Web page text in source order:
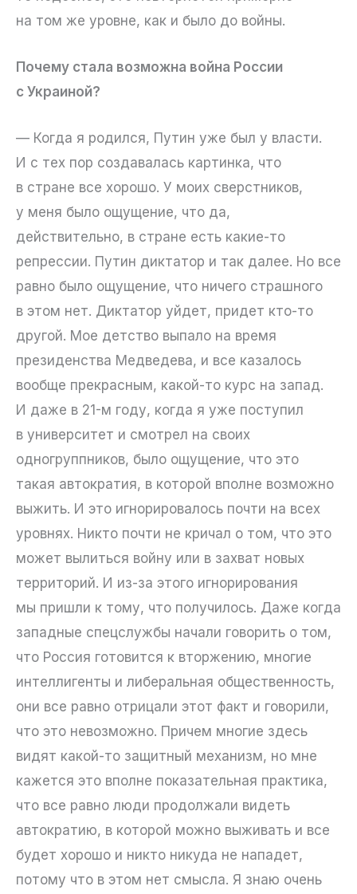
на том же уровне, как и было до войны.
Почему стала возможна война России
с Украиной?
— Когда я родился, Путин уже был у власти.
И с тех пор создавалась картинка, что
в стране все хорошо. У моих сверстников,
у меня было ощущение, что да,
действительно, в стране есть какие-то
репрессии. Путин диктатор и так далее. Но все
равно было ощущение, что ничего страшного
в этом нет. Диктатор уйдет, придет кто-то
другой. Мое детство выпало на время
президенства Медведева, и все казалось
вообще прекрасным, какой-то курс на запад.
И даже в 21-м году, когда я уже поступил
в университет и смотрел на своих
одногруппников, было ощущение, что это
такая автократия, в которой вполне возможно
выжить. И это игнорировалось почти на всех
уровнях. Никто почти не кричал о том, что это
может вылиться войну или в захват новых
территорий. И из-за этого игнорирования
мы пришли к тому, что получилось. Даже когда
западные спецслужбы начали говорить о том,
что Россия готовится к вторжению, многие
интеллигенты и либеральная общественность,
они все равно отрицали этот факт и говорили,
что это невозможно. Причем многие здесь
видят какой-то защитный механизм, но мне
кажется это вполне показательная практика,
что все равно люди продолжали видеть
автократию, в которой можно выживать и все
будет хорошо и никто никуда не нападет,
потому что в этом нет смысла. Я знаю очень